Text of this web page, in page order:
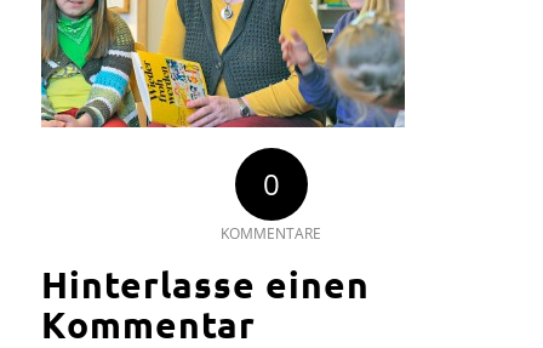
0
KOMMENTARE
Hinterlasse einen
Kommentar